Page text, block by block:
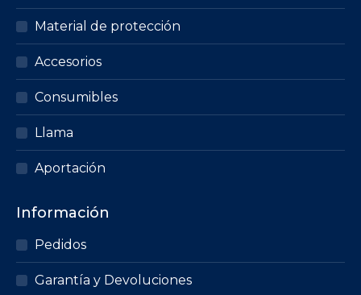
Material de protección
Accesorios
Consumibles
Llama
Aportación
Información
Pedidos
Garantía y Devoluciones